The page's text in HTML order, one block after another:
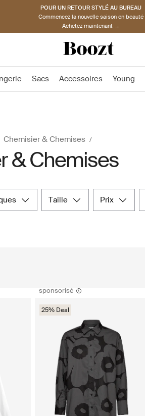
POUR UN RETOUR STYLÉ AU BUREAU
Commencez la nouvelle saison en beauté
Achetez maintenant →
Sacs Accessoires Young
Chemisier & Chemises
& Chemises
taille prix
sponsorisé
25% Deal